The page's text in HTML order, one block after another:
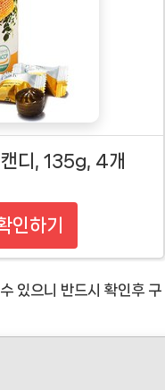
디, 135g, 4개
인하기
있으니 반드시 확인후 구